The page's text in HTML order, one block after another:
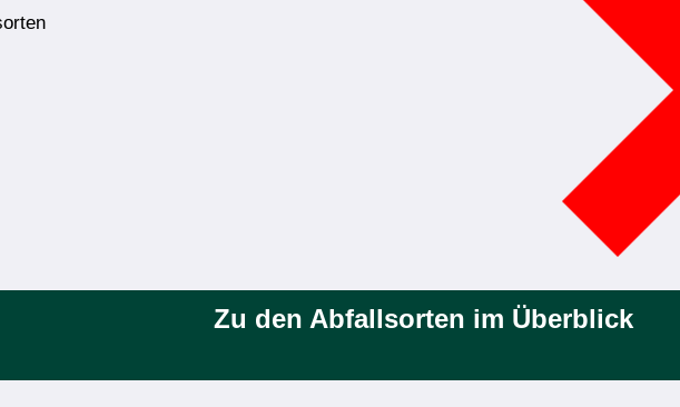
Zu den Abfallsorten im Überblick